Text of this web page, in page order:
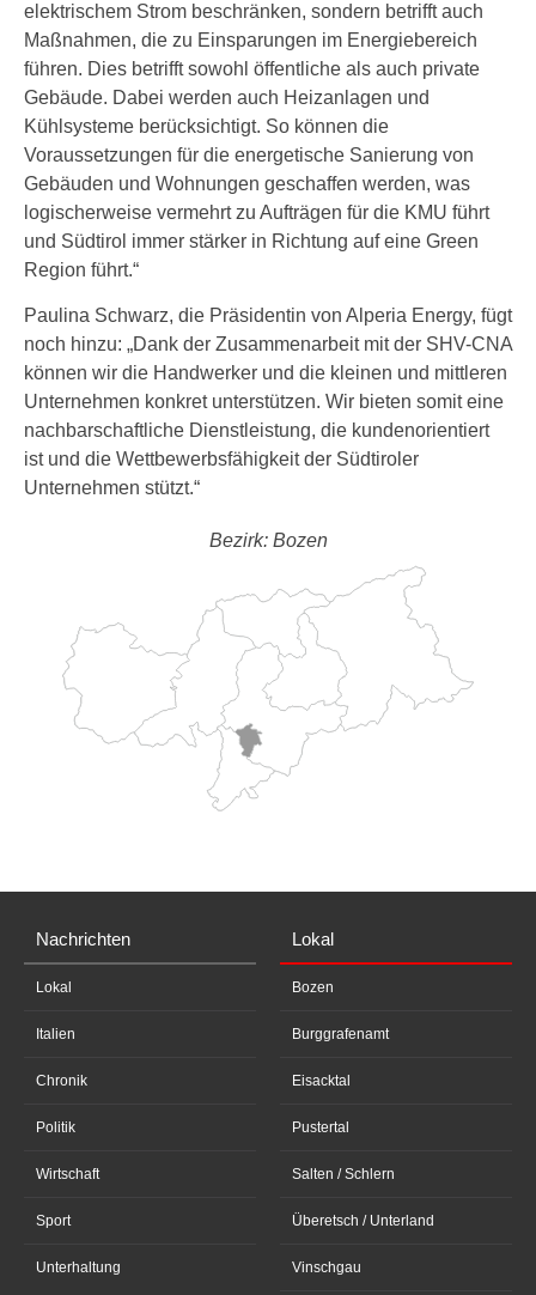
elektrischem Strom beschränken, sondern betrifft auch
Maßnahmen, die zu Einsparungen im Energiebereich
führen. Dies betrifft sowohl öffentliche als auch private
Gebäude. Dabei werden auch Heizanlagen und
Kühlsysteme berücksichtigt. So können die
Voraussetzungen für die energetische Sanierung von
Gebäuden und Wohnungen geschaffen werden, was
logischerweise vermehrt zu Aufträgen für die KMU führt
und Südtirol immer stärker in Richtung auf eine Green
Region führt.“
Paulina Schwarz, die Präsidentin von Alperia Energy, fügt
noch hinzu: „Dank der Zusammenarbeit mit der SHV-CNA
können wir die Handwerker und die kleinen und mittleren
Unternehmen konkret unterstützen. Wir bieten somit eine
nachbarschaftliche Dienstleistung, die kundenorientiert
ist und die Wettbewerbsfähigkeit der Südtiroler
Unternehmen stützt.“
Bezirk: Bozen
Nachrichten
Lokal
Italien
Chronik
Politik
Wirtschaft
Sport
Unterhaltung
Lokal
Bozen
Burggrafenamt
Eisacktal
Pustertal
Salten / Schlern
Überetsch / Unterland
Vinschgau